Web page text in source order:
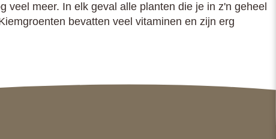
meer. In elk geval alle planten die je in z'n geheel
bevatten veel vitaminen en zijn erg